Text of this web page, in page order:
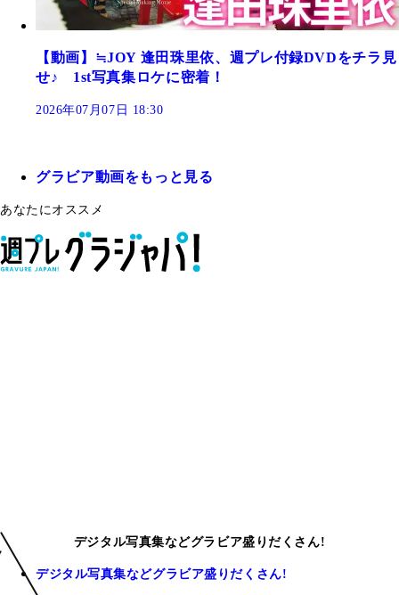
【動画】≒JOY 逢田珠里依、週プレ付録DVDをチラ見
せ♪ 1st写真集ロケに密着！
2026年07月07日 18:30
グラビア動画をもっと見る
あなたにオススメ
デジタル写真集などグラビア盛りだくさん!
デジタル写真集などグラビア盛りだくさん!